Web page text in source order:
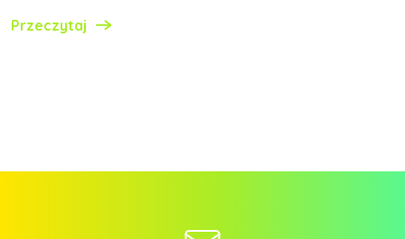
Przeczytaj